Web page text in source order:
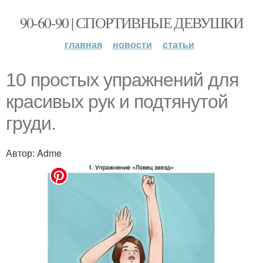
90-60-90 | СПОРТИВНЫЕ ДЕВУШКИ
главная новости статьи
10 простых упражнений для
красивых рук и подтянутой
груди.
Автор: Adme